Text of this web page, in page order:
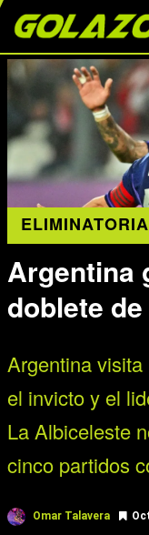
Argentina
doblete
Argentina
el invicto y el
La Albiceleste
cinco partidos
Omar Talavera